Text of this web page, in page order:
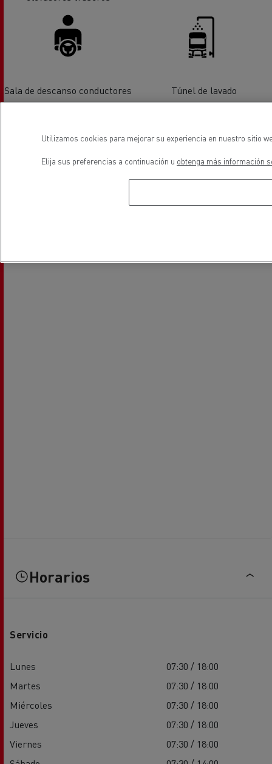
Sala de descanso conductores Túnel de lavado
Horarios
Servicio
Lunes
07:30 / 18:00
Martes
07:30 / 18:00
Miércoles
07:30 / 18:00
Jueves
07:30 / 18:00
Viernes
07:30 / 18:00
Utilizamos cookies para mejorar su experiencia en nuestro sitio
Elija sus preferencias a continuación u obtenga más información